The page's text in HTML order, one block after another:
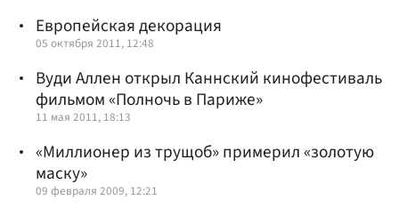
Европейская декорация
05 октября 2011, 12:48
Вуди Аллен открыл Каннский кинофестиваль
фильмом «Полночь в Париже»
11 мая 2011, 18:13
«Миллионер из трущоб» примерил «золотую
маску»
09 февраля 2009, 12:21